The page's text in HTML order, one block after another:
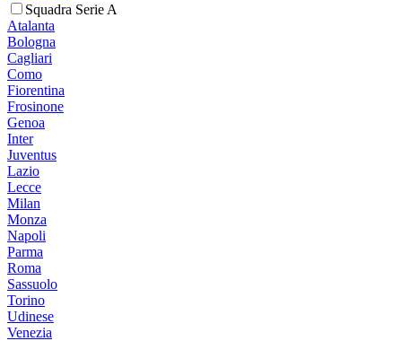
Squadra Serie A
Atalanta
Bologna
Cagliari
Como
Fiorentina
Frosinone
Genoa
Inter
Juventus
Lazio
Lecce
Milan
Monza
Napoli
Parma
Roma
Sassuolo
Torino
Udinese
Venezia